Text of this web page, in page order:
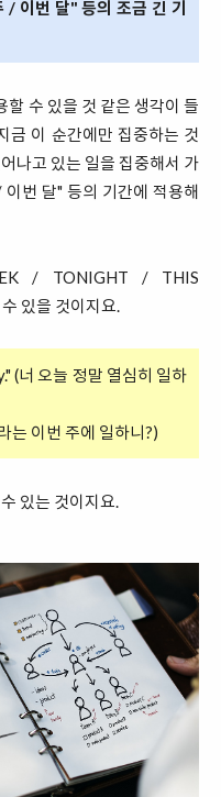
/ 이번 달" 등의 조금 긴 기
수 있을 것 같은 생각이 들
금 이 순간에만 집중하는 것
나고 있는 일을 집중해서 가
번 달" 등의 기간에 적용해
/ TONIGHT / THIS
있을 것이지요.
(너 오늘 정말 열심히 일하
는 이번 주에 일하니?)
있는 것이지요.